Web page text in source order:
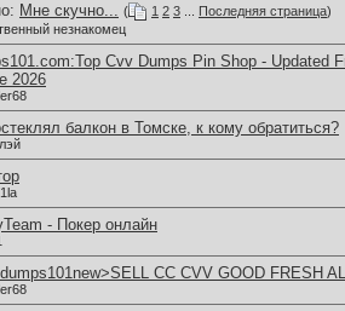
Мне скучно... ( 1 2 3 Последняя страница)
незнакомец
Cvv Dumps Pin Shop - Updated
2026
балкон в Томске, к кому обратиться?
- Покер онлайн
CC CVV GOOD FRESH